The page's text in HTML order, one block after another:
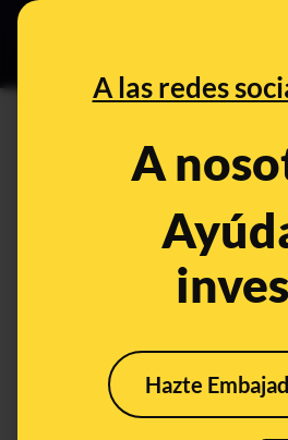
A las redes
A
Hazte
Cafeína y
en cómo te
Sep 18, 2020, 3:56:00 PM